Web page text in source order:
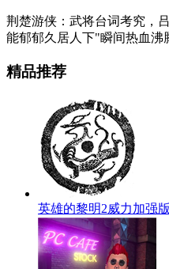
荆楚游侠：武将台词考究，
能郁郁久居人下"瞬间热血沸
精品推荐
英雄的黎明2威力加强